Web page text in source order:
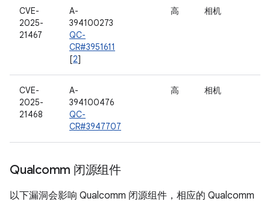
CVE-
2025-
21467
A-
394100273
QC-
CR#3951611
[2]
高 相机
CVE-
2025-
21468
A-
394100476
QC-
CR#3947707
高 相机
Qualcomm 闭源组件
以下漏洞会影响 Qualcomm 闭源组件，相应的 Qualcomm